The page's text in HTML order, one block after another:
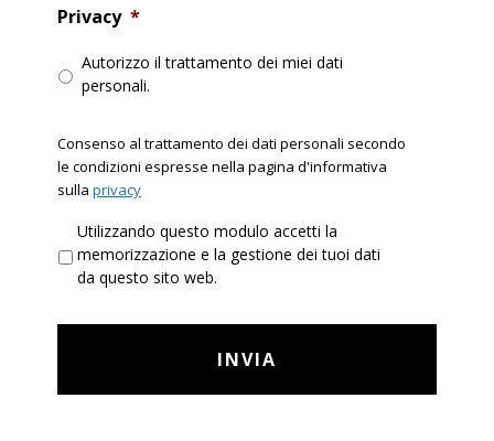
Privacy *
Autorizzo il trattamento dei miei dati
personali.
Consenso al trattamento dei dati personali secondo
le condizioni espresse nella pagina d'informativa
sullaprivacy
r
a
Utilizzando questo modulo accetti la
memorizzazione e la gestione dei tuoi dati
da questo sito web.